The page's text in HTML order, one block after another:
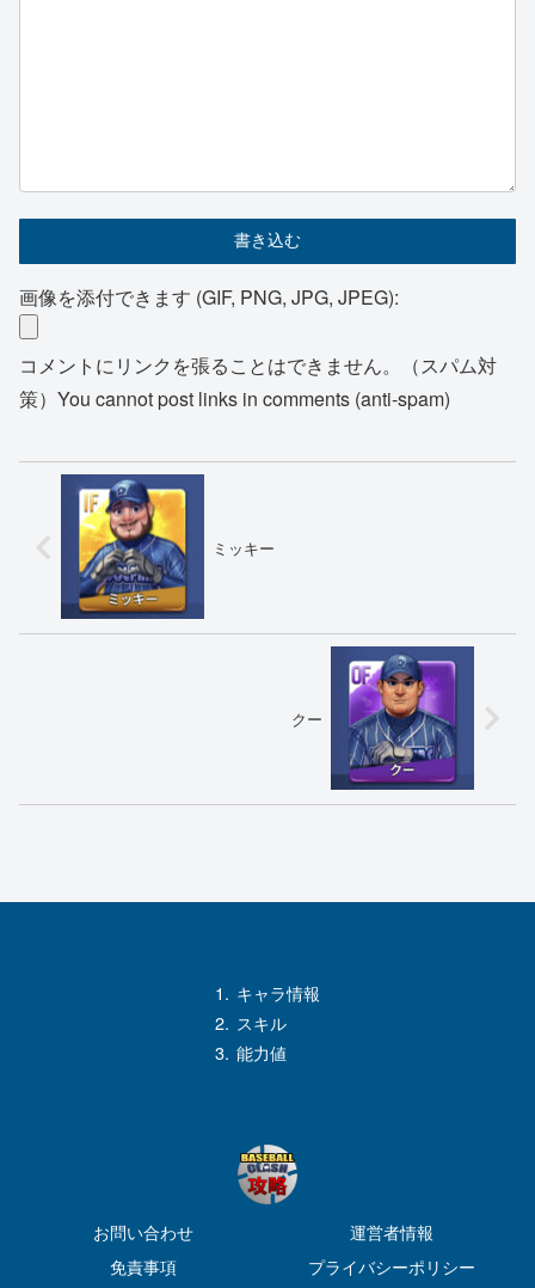
画像を添付できます (GIF, PNG, JPG, JPEG):
コメントにリンクを張ることはできません。（スパム対
策）You cannot post links in comments (anti-spam)
ミッキー
クー
キャラ情報
スキル
能力値
お問い合わせ
運営者情報
免責事項
プライバシーポリシー